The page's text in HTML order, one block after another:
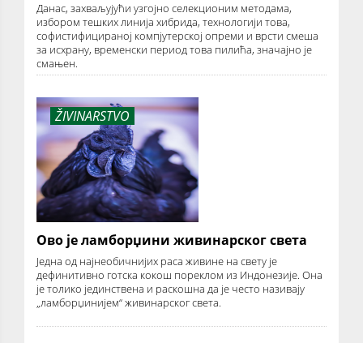
Данас, захваљујући узгојно селекционим методама,
избором тешких линија хибрида, технологији това,
софистифицираној компјутерској опреми и врсти смеша
за исхрану, временски период това пилића, значајно је
смањен.
ŽIVINARSTVO
Ово је ламборџини живинарског света
Једна од најнеобичнијих раса живине на свету је
дефинитивно готска кокош пореклом из Индонезије. Она
је толико јединствена и раскошна да је често називају
„ламборџинијем“ живинарског света.